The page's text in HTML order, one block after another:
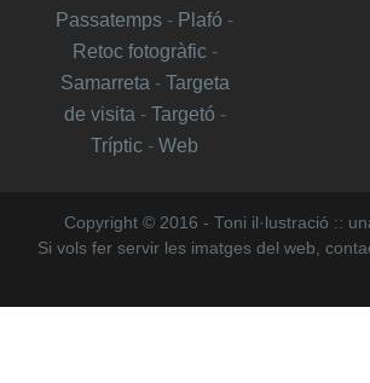
Passatemps - Plafó -
Retoc fotogràfic-
Samarreta - Targeta
de visita - Targetó -
Tríptic - Web
Copyright © 2016 - Toni il·lustració ::
Si vols fer servir les imatges del web,